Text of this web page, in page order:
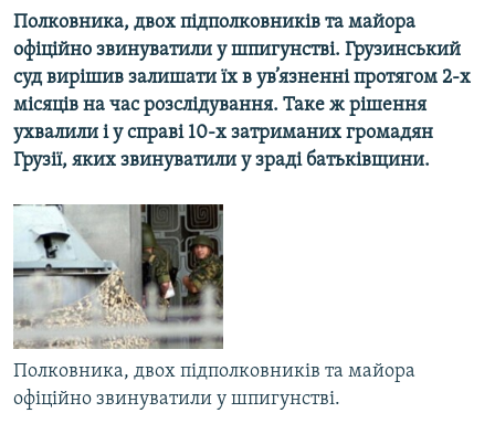
УКРАЇНА
СВІТ
СХЕМИ
КИТАЙ.ВИКЛИКИ
МУЛЬТИМЕДІА
ФОТО
ПОДКАСТИ
КРИМ РЕАЛІЇ
РУС
УКР
КТАТ
Полковника, двох підполковників та майора
офіційно звинуватили у шпигунстві. Грузинський
суд вирішив залишати їх в ув’язненні протягом 2-х
місяців на час розслідування. Таке ж рішення
ухвалили і у справі 10-х затриманих громадян
Грузії, яких звинуватили у зраді батьківщини.
Полковника, двох підполковників та майора
офіційно звинуватили у шпигунстві.